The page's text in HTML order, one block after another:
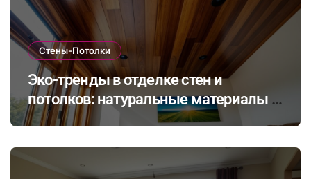
Стены-Потолки
Эко-тренды в отделке стен и
потолков: натуральные материалы и
экологичные покрытия для